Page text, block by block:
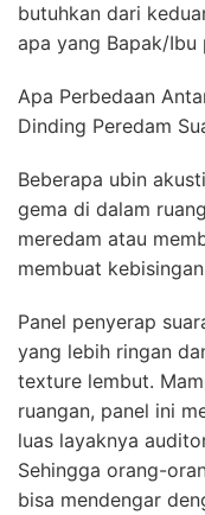
butuhkan dari
apa yang Bapak/Ibu
Apa Perbedaan
Dinding Peredam
Beberapa ubin
gema di dalam
meredam atau
membuat
Panel penyerap
yang lebih ringan
texture lembut.
ruangan, panel ini
luas layaknya
Sehingga orang-
bisa mendengar